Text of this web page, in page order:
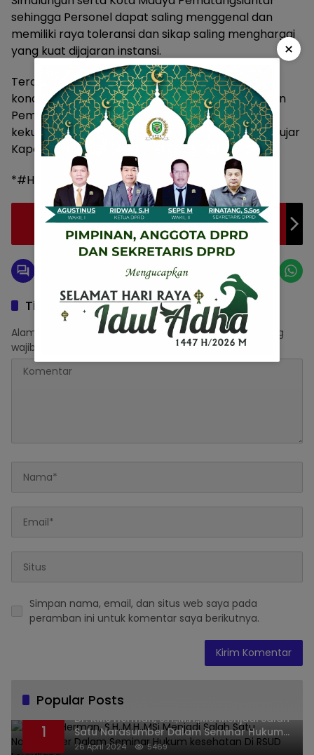
sehingga Personel dapat saling menggenal dan
memiliki raya toleransi dan sikap saling menghargai
yang kuat dijajaran instansi.
Terciptanya Situasi kamtibmas yang aman dan
kondusif tidak terlepas dari Sinergita TNI-Polri dan
Pemerintah daerah Mutlak sebagai sumber
kekuatan untuk menghadapi segala tantangan, “ujar
Kapolres Simalungun.(joe)
*#Humas_Polres_Simalungun*
Pj Bupati Tubaba Pimpin Upacara Peringatan
Hardiknas
Tinggalkan Balasan
Alamat email Anda tidak akan dipublikasikan. Ruas yang
wajib ditandai
Simpan nama, email, dan situs web saya pada
peramban ini untuk komentar saya berikutnya.
Popular Posts
1
Dr. KMS Herman, S.H.,M.H.,MSi Menjadi Salah
Satu Narasumber Dalam Seminar Hukum
kesehatan Di RSUD Leuwiliang
26 April 2024 5469
×